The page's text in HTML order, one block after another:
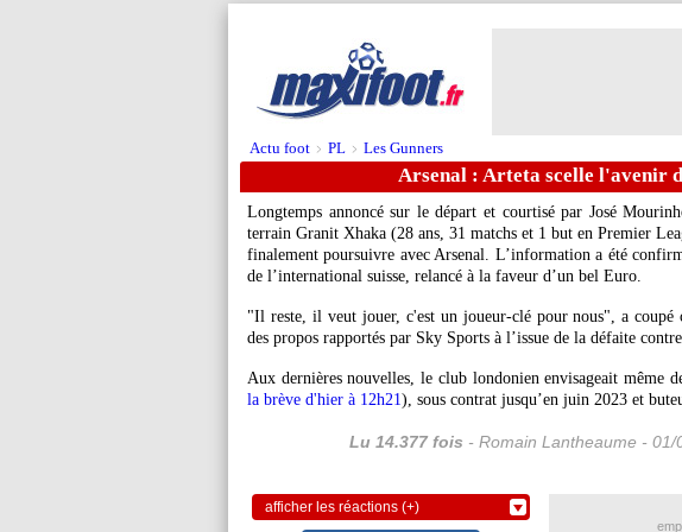
Actu foot > PL > Les Gunners
Arsenal : Arteta scelle l'avenir
Longtemps annoncé sur le départ et courtisé par José
terrain Granit Xhaka (28 ans, 31 matchs et 1 but en Premier
finalement poursuivre avec Arsenal. L’information a été
de l’international suisse, relancé à la faveur d’un bel Euro.
"Il reste, il veut jouer, c'est un joueur-clé pour nous", a coupé
des propos rapportés par Sky Sports à l’issue de la défaite
Aux dernières nouvelles, le club londonien envisageait même
la brève d'hier à 12h21), sous contrat jusqu’en juin 2023 et
Lu 14.377 fois - Romain Lantheaume - 01/
afficher les réactions (+)